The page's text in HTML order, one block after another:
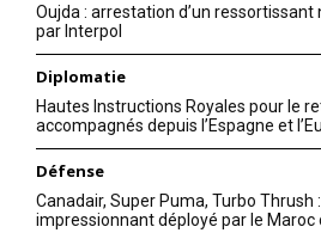
Oujda : arrestation d’un
par Interpol
Diplomatie
Hautes Instructions Royales pour le
accompagnés depuis l’Espagne et
Défense
Canadair, Super Puma, Turbo Thrush
impressionnant déployé par le